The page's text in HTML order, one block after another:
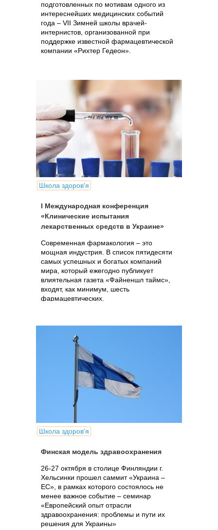
подготовленных по мотивам одного из
интереснейших медицинских событий
года – VII Зимней школы врачей-
интернистов, организованной при
поддержке известной фармацевтической
компании «Рихтер Гедеон».
Школа здоров'я
І Международная конференция
«Клинические испытания
лекарственных средств в Украине»
Современная фармакология – это
мощная индустрия. В список пятидесяти
самых успешных и богатых компаний
мира, который ежегодно публикует
влиятельная газета «Файненшл таймс»,
входят, как минимум, шесть
фармацевтических.
Школа здоров'я
Финская модель здравоохранения
26-27 октября в столице Финляндии г.
Хельсинки прошел саммит «Украина –
ЕС», в рамках которого состоялось не
менее важное событие – семинар
«Европейский опыт отрасли
здравоохранения: проблемы и пути их
решения для Украины»